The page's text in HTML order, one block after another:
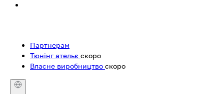
Партнерам
Тюнінг ательє скоро
Власне виробництво скоро